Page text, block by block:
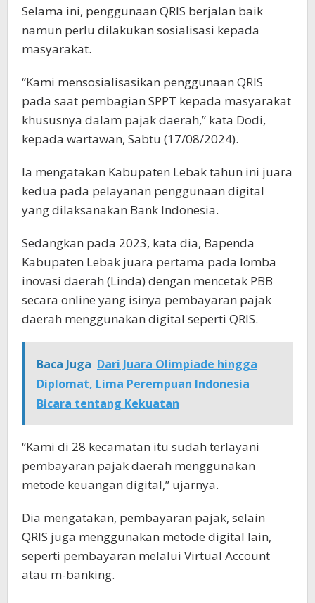
Selama ini, penggunaan QRIS berjalan baik
namun perlu dilakukan sosialisasi kepada
masyarakat.
“Kami mensosialisasikan penggunaan QRIS
pada saat pembagian SPPT kepada masyarakat
khususnya dalam pajak daerah,” kata Dodi,
kepada wartawan, Sabtu (17/08/2024).
Ia mengatakan Kabupaten Lebak tahun ini juara
kedua pada pelayanan penggunaan digital
yang dilaksanakan Bank Indonesia.
Sedangkan pada 2023, kata dia, Bapenda
Kabupaten Lebak juara pertama pada lomba
inovasi daerah (Linda) dengan mencetak PBB
secara online yang isinya pembayaran pajak
daerah menggunakan digital seperti QRIS.
Baca Juga Dari Juara Olimpiade hingga
Diplomat, Lima Perempuan Indonesia
Bicara tentang Kekuatan
“Kami di 28 kecamatan itu sudah terlayani
pembayaran pajak daerah menggunakan
metode keuangan digital,” ujarnya.
Dia mengatakan, pembayaran pajak, selain
QRIS juga menggunakan metode digital lain,
seperti pembayaran melalui Virtual Account
atau m-banking.